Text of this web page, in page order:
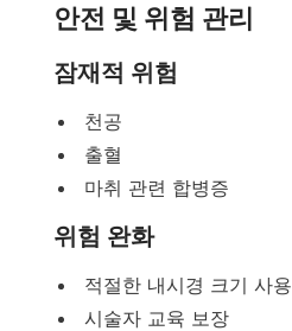
안전 및 위험 관리
잠재적 위험
천공
출혈
마취 관련 합병증
위험 완화
적절한 내시경 크기 사용
시술자 교육 보장